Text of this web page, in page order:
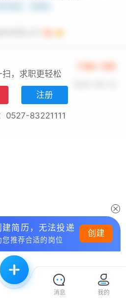
，求职更轻松
注册
0527-83221111
消息 我的
简历，无法投递
推荐合适的岗位
创建